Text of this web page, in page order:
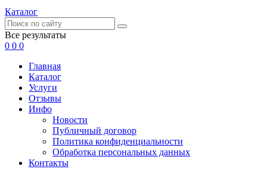
Каталог
Все результаты
0 0 0
Главная
Каталог
Услуги
Отзывы
Инфо
Новости
Публичный договор
Политика конфиденциальности
Обработка персональных данных
Контакты